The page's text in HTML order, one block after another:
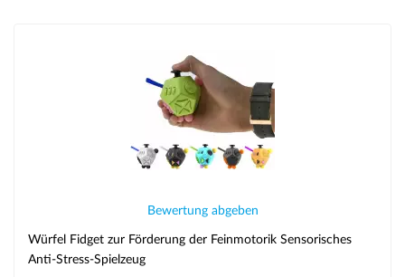
Bewertung abgeben
Würfel Fidget zur Förderung der Feinmotorik Sensorisches
Anti-Stress-Spielzeug